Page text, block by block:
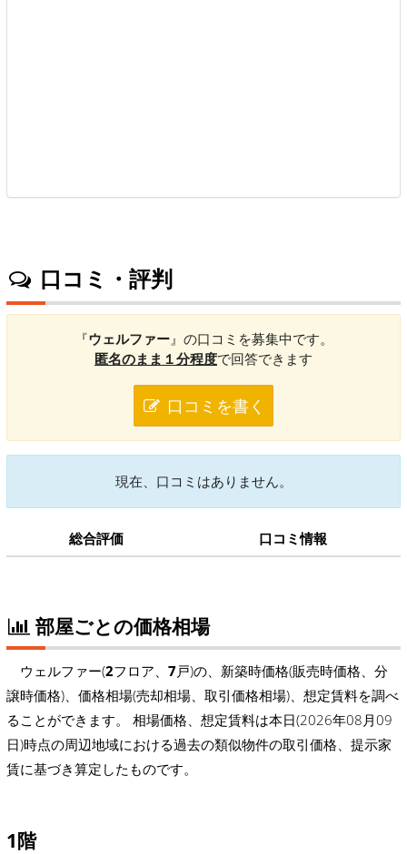
口コミ・評判
『ウェルファー』の口コミを募集中です。
匿名のまま１分程度で回答できます
口コミを書く
現在、口コミはありません。
総合評価 口コミ情報
部屋ごとの価格相場
ウェルファー(2フロア、 7戸)の、新築時価格(販売時価格、分
譲時価格)、価格相場(売却相場、取引価格相場)、想定賃料を調べ
ることができます。 相場価格、想定賃料は本日(2026年08月09
日)時点の周辺地域における過去の類似物件の取引価格、提示家
賃に基づき算定したものです。
1階